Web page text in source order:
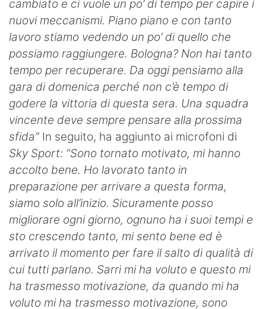
cambiato e ci vuole un po’ di tempo per capire i
nuovi meccanismi. Piano piano e con tanto
lavoro stiamo vedendo un po’ di quello che
possiamo raggiungere. Bologna? Non hai tanto
tempo per recuperare. Da oggi pensiamo alla
gara di domenica perché non c’è tempo di
godere la vittoria di questa sera. Una squadra
vincente deve sempre pensare alla prossima
sfida”In seguito, ha aggiunto ai microfoni di
Sky Sport: “Sono tornato motivato, mi hanno
accolto bene. Ho lavorato tanto in
preparazione per arrivare a questa forma,
siamo solo all’inizio. Sicuramente posso
migliorare ogni giorno, ognuno ha i suoi tempi e
sto crescendo tanto, mi sento bene ed è
arrivato il momento per fare il salto di qualità di
cui tutti parlano. Sarri mi ha voluto e questo mi
ha trasmesso motivazione, da quando mi ha
voluto mi ha trasmesso motivazione, sono